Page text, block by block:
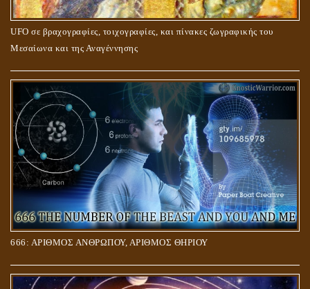
UFO σε βραχογραφίες, τοιχογραφίες, και πίνακες ζωγραφικής του
Μεσαίωνα και της Αναγέννησης
666: ΑΡΙΘΜΟΣ ΑΝΘΡΩΠΟΥ, ΑΡΙΘΜΟΣ ΘΗΡΙΟΥ